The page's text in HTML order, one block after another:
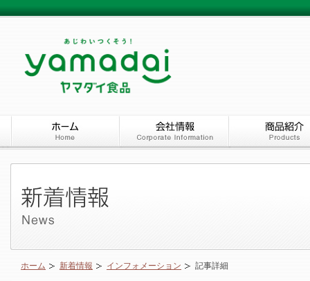
ホーム 新着情報 インフォメーション 記事詳細